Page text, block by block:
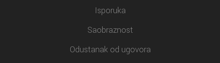
Isporuka
Saobraznost
Odustanak od ugovora